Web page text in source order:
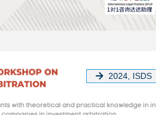
녒 2024, ISDS